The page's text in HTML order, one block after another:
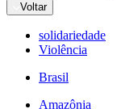
Voltar
solidariedade
Violência
Brasil
Amazônia